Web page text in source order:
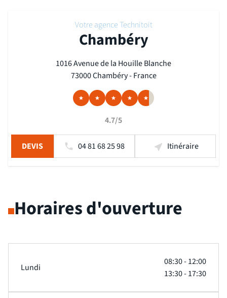
Votre agence Technitoit
Chambéry
1016 Avenue de la Houille Blanche
73000 Chambéry - France
4.7/5
DEVIS 04 81 68 25 98 Itinéraire
Horaires d'ouverture
Lundi
08:30 - 12:00
13:30 - 17:30